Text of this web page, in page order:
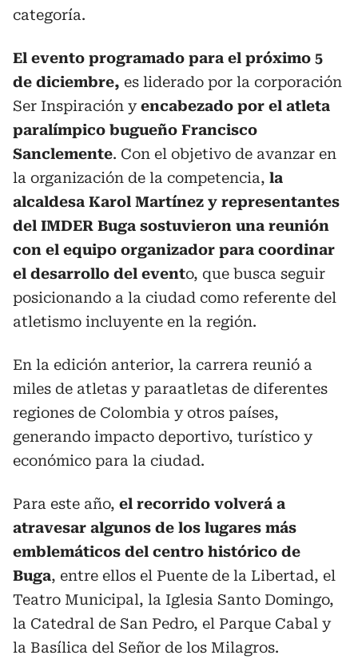
categoría.
El evento programado para el próximo 5
de diciembre, es liderado por la corporación
Ser Inspiración yencabezado por el atleta
paralímpico bugueño Francisco
Sanclemente. Con el objetivo de avanzar en
la organización de la competencia, la
alcaldesa Karol Martínez y representantes
del IMDER Buga sostuvieron una reunión
con el equipo organizador para coordinar
el desarrollo del evento, que busca seguir
posicionando a la ciudad como referente del
atletismo incluyente en la región.
En la edición anterior, la carrera reunió a
miles de atletas y paraatletas de diferentes
regiones de Colombia y otros países,
generando impacto deportivo, turístico y
económico para la ciudad.
Para este año, el recorrido volverá a
atravesar algunos de los lugares más
emblemáticos del centro histórico de
Buga, entre ellos el Puente de la Libertad, el
Teatro Municipal, la Iglesia Santo Domingo,
la Catedral de San Pedro, el Parque Cabal y
la Basílica del Señor de los Milagros.